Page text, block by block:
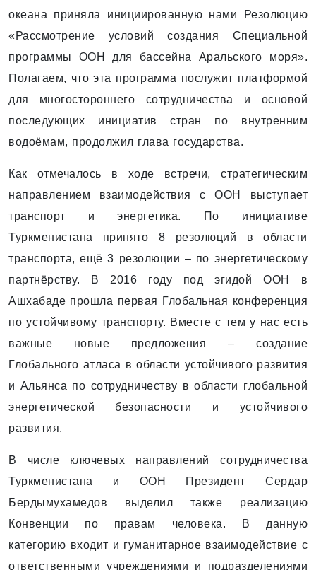
океана приняла инициированную нами Резолюцию
«Рассмотрение условий создания Специальной
программы ООН для бассейна Аральского моря».
Полагаем, что эта программа послужит платформой
для многостороннего сотрудничества и основой
последующих инициатив стран по внутренним
водоёмам, продолжил глава государства.
Как отмечалось в ходе встречи, стратегическим
направлением взаимодействия с ООН выступает
транспорт и энергетика. По инициативе
Туркменистана принято 8 резолюций в области
транспорта, ещё 3 резолюции – по энергетическому
партнёрству. В 2016 году под эгидой ООН в
Ашхабаде прошла первая Глобальная конференция
по устойчивому транспорту. Вместе с тем у нас есть
важные новые предложения – создание
Глобального атласа в области устойчивого развития
и Альянса по сотрудничеству в области глобальной
энергетической безопасности и устойчивого
развития.
В числе ключевых направлений сотрудничества
Туркменистана и ООН Президент Сердар
Бердымухамедов выделил также реализацию
Конвенции по правам человека. В данную
категорию входит и гуманитарное взаимодействие с
ответственными учреждениями и подразделениями